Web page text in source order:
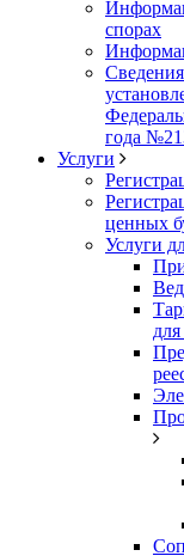
спорах
года
Услуги
ценных
Услуги